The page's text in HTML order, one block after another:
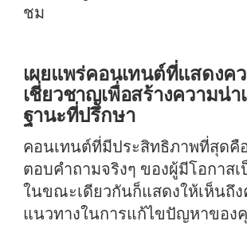
ชม
เผยแพร่คอนเทนต์ที่แสดงค
เชี่ยวชาญเพื่อสร้างความน่า
ฐานะที่ปรึกษา
คอนเทนต์ที่มีประสิทธิภาพที่สุดคื
ตอบคำถามจริงๆ ของผู้มีโอกาส
ในขณะเดียวกันก็แสดงให้เห็นถึง
แนวทางในการแก้ไขปัญหาของ